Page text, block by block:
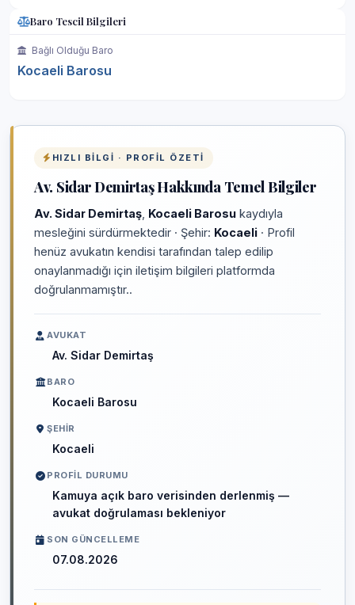
Baro Tescil Bilgileri
Bağlı Olduğu Baro
Kocaeli Barosu
HIZLI BILGI · PROFIL ÖZETI
Av. Sidar Demirtaş Hakkında Temel Bilgiler
Av. Sidar Demirtaş Kocaeli Barosu kaydıyla
mesleğini sürdürmektedir · Şehir: Kocaeli · Profil
henüz avukatın kendisi tarafından talep edilip
onaylanmadığı için iletişim bilgileri platformda
doğrulanmamıştır..
AVUKAT
Av. Sidar Demirtaş
BARO
Kocaeli Barosu
ŞEHIR
Kocaeli
PROFIL DURUMU
Kamuya açık baro verisinden derlenmiş —
avukat doğrulaması bekleniyor
SON GÜNCELLEME
07.08.2026